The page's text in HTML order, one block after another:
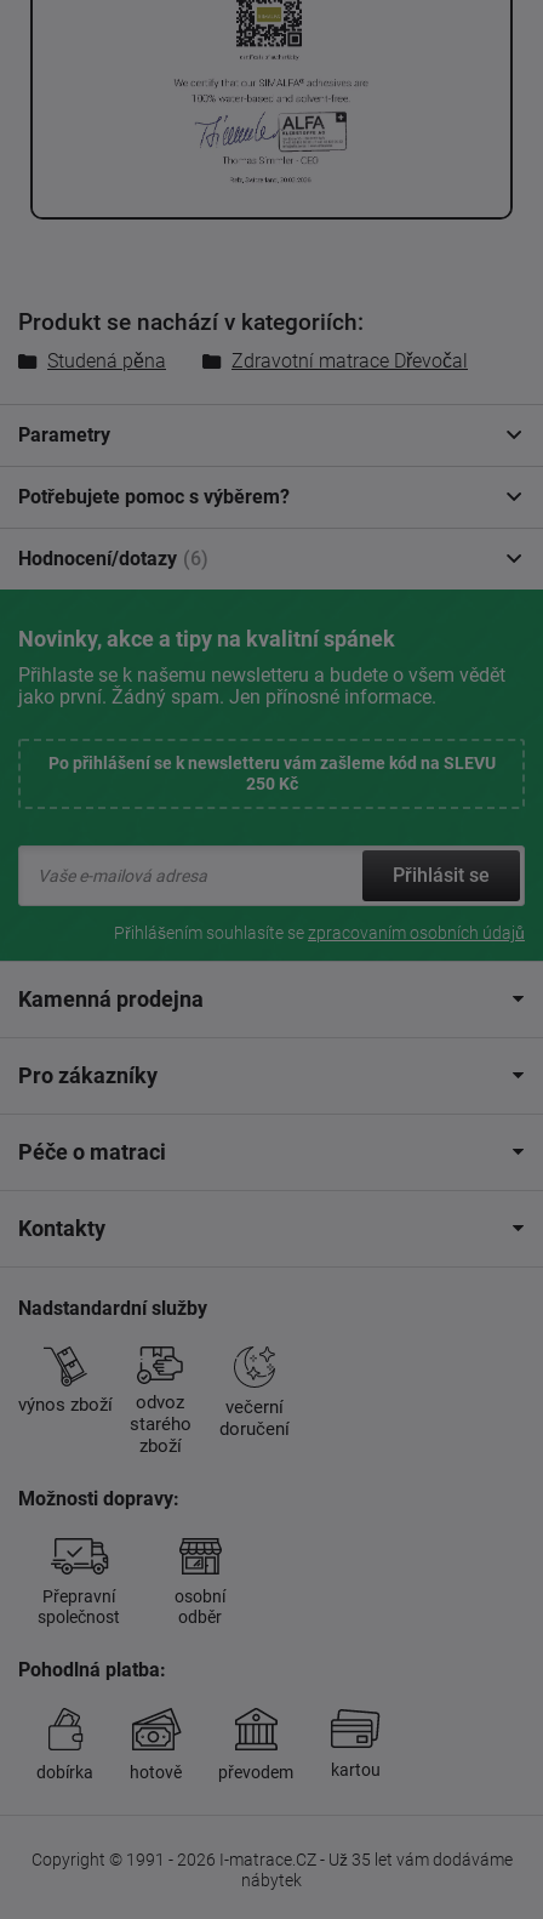
Produkt se nachází v kategoriích:
Studená pěna Zdravotní matrace Dřevočal
Parametry
Potřebujete pomoc s výběrem?
Hodnocení/dotazy (6)
Novinky, akce a tipy na kvalitní spánek
Přihlaste se k našemu newsletteru a budete o všem vědět
jako první. Žádný spam. Jen přínosné informace.
Po přihlášení se k newsletteru vám zašleme kód na SLEVU
250 Kč
Přihlásit se
Přihlášením souhlasíte sezpracovaním osobních údajů
Kamenná prodejna
Pro zákazníky
Péče o matraci
Kontakty
Nadstandardní služby
výnos zboží
odvoz
starého
zboží
večerní
doručení
Možnosti dopravy:
Přepravní
společnost
osobní
odběr
Pohodlná platba:
dobírka hotově převodem kartou
Copyright © 1991 - 2026 I-matrace.CZ - Už 35 let vám dodáváme
nábytek